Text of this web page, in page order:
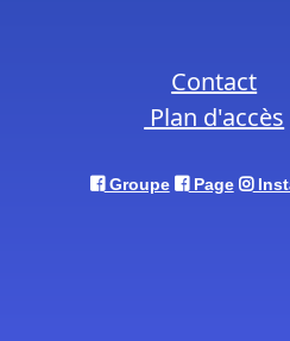
Contact
Plan d'accès
Groupe Page